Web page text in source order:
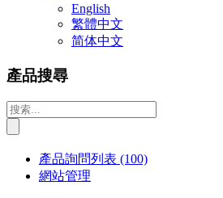
English
繁體中文
简体中文
產品搜尋
產品詢問列表 (100)
網站管理